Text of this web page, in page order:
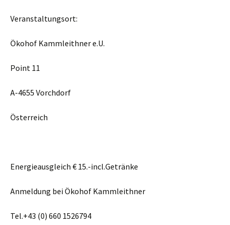
Veranstaltungsort:
Ökohof Kammleithner e.U.
Point 11
A-4655 Vorchdorf
Österreich
Energieausgleich € 15.-incl.Getränke
Anmeldung bei Ökohof Kammleithner
Tel.+43 (0) 660 1526794